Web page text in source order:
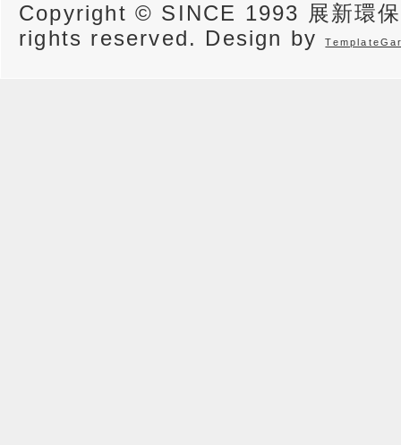
Copyright © SINCE 1993 展新環
rights reserved. Design by